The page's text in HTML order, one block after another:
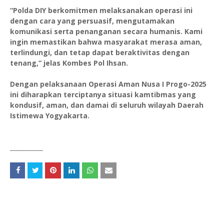
“Polda DIY berkomitmen melaksanakan operasi ini
dengan cara yang persuasif, mengutamakan
komunikasi serta penanganan secara humanis. Kami
ingin memastikan bahwa masyarakat merasa aman,
terlindungi, dan tetap dapat beraktivitas dengan
tenang,” jelas Kombes Pol Ihsan.
Dengan pelaksanaan Operasi Aman Nusa I Progo-2025
ini diharapkan terciptanya situasi kamtibmas yang
kondusif, aman, dan damai di seluruh wilayah Daerah
Istimewa Yogyakarta.